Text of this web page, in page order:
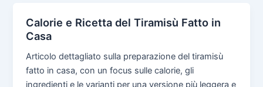
Calorie e Ricetta del Tiramisù Fatto in
Casa
Articolo dettagliato sulla preparazione del tiramisù
fatto in casa, con un focus sulle calorie, gli
ingredienti e le varianti per una versione più leggera e